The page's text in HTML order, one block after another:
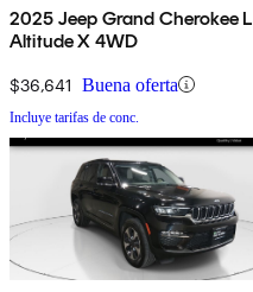
2025 Jeep Grand Cherokee L
Altitude X 4WD
$36,641 Buena oferta
Incluye tarifas de conc.